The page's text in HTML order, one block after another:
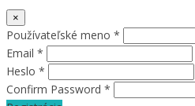
×
Používateľské meno *
Email *
Heslo *
Confirm Password *